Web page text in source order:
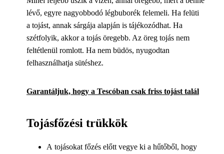
lévő, egyre nagyobbodó légbuborék felemeli. Ha felüti
a tojást, annak sárgája alapján is tájékozódhat. Ha
szétfolyik, akkor a tojás öregebb. Az öreg tojás nem
feltétlenül romlott. Ha nem büdös, nyugodtan
felhasználhatja sütéshez.
Garantáljuk, hogy a Tescóban csak friss tojást talál
Tojásfőzési trükkök
A tojásokat főzés előtt vegye ki a hűtőből, hogy